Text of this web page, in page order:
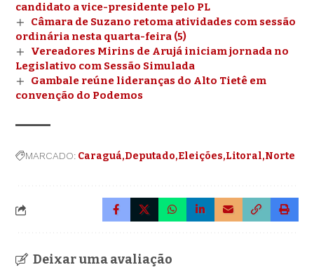
candidato a vice-presidente pelo PL
Câmara de Suzano retoma atividades com sessão
ordinária nesta quarta-feira (5)
Vereadores Mirins de Arujá iniciam jornada no
Legislativo com Sessão Simulada
Gambale reúne lideranças do Alto Tietê em
convenção do Podemos
MARCADO: Caraguá Deputado Eleições Litoral Norte
Deixar uma avaliação